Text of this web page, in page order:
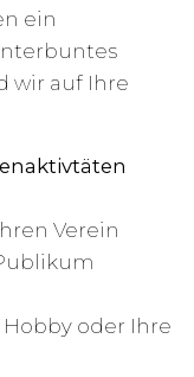
ein
wir auf Ihre
Verein
oder Ihre